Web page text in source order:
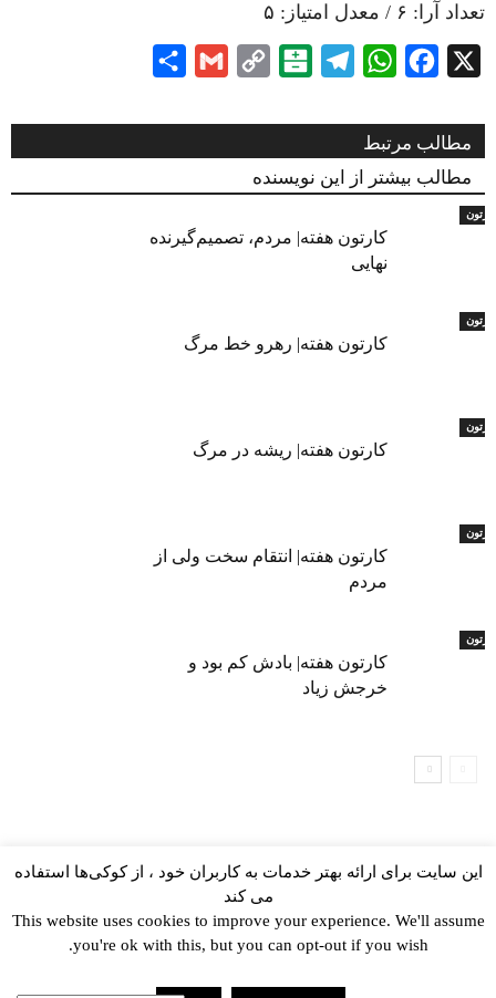
تعداد آرا: ۶ / معدل امتیاز: ۵
X
Facebook
WhatsApp
Telegram
Balatarin
Copy
Gmail
مطالب مرتبط
مطالب بیشتر از این نویسنده
کارتون
کارتون هفته| مردم، تصمیم‌گیرنده
نهایی
کارتون
کارتون هفته| رهرو خط مرگ
کارتون
کارتون هفته| ریشه در مرگ
کارتون
کارتون هفته| انتقام سخت ولی از
مردم
کارتون
کارتون هفته| بادش کم بود و
خرجش زیاد
kayhan.london 2000-2026© خط مشی استفاده مجاز از
این سایت برای ارائه بهتر خدمات به کاربران خود ، از کوکی‌ها استفاده
می کند
This website uses cookies to improve your experience. We'll assume
you're ok with this, but you can opt-out if you wish.